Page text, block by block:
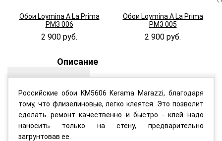
Обои Loymina A La Prima
PM3 006
2 900 руб.
Обои Loymina A La Prima
PM3 005
2 900 руб.
Описание
Российские обои KM5606 Kerama Marazzi, благодаря
тому, что флизелиновые, легко клеятся. Это позволит
сделать ремонт качественно и быстро - клей надо
наносить только на стену, предварительно
загрунтовав ее.